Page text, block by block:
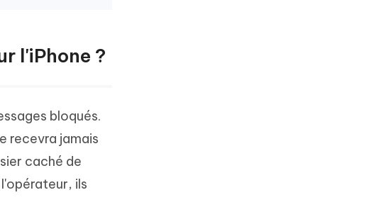
l'iPhone ?
bloqués.
recevra jamais
caché de
ils